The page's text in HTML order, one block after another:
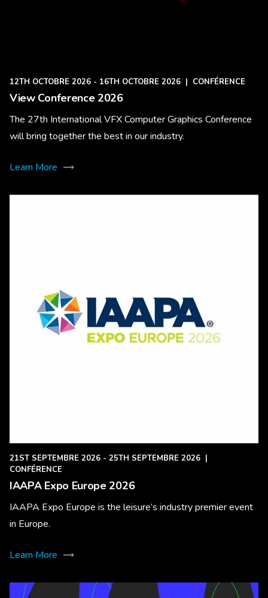
12TH OCTOBRE 2026 - 16TH OCTOBRE 2026 | CONFÉRENCE
View Conference 2026
The 27th International VFX Computer Graphics Conference
will bring together the best in our industry.
Learn More
21ST SEPTEMBRE 2026 - 25TH SEPTEMBRE 2026 |
CONFÉRENCE
IAAPA Expo Europe 2026
IAAPA Expo Europe is the leisure’s industry premier event
in Europe.
Learn More